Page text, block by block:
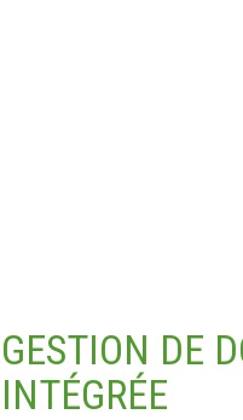
GESTION DE
INTÉGRÉE